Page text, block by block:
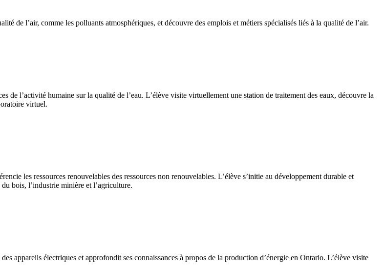
de l’air, comme les polluants atmosphériques, et découvre des emplois et métiers spécialisés liés à la qualité de l’air.
de l’activité humaine sur la qualité de l’eau. L’élève visite virtuellement une station de traitement des eaux, découvre la
virtuel.
les ressources renouvelables des ressources non renouvelables. L’élève s’initie au développement durable et
bois, l’industrie minière et l’agriculture.
appareils électriques et approfondit ses connaissances à propos de la production d’énergie en Ontario. L’élève visite